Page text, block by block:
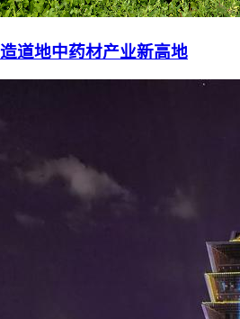
道地中药材产业新高地